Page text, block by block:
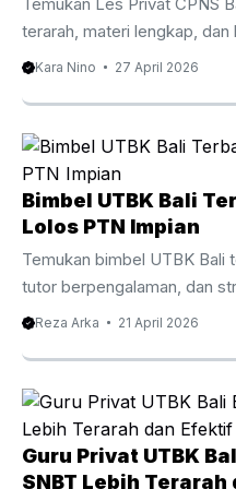
fleksibel, dan ...
terarah, materi lengkap,
seleksi CPNS. Pengantar
strategi yang tepat dan
itu, banyak peserta kini
sebagai cara efektif untuk
Dengan persaingan yang
belajar secara mandiri
Bali, minat terhadap
meningkat. Hal ini ...
Kara Nino 27 April 2026
Bimbel UTBK Bali
Lolos PTN Impian
Temukan bimbel UTBK
tutor berpengalaman, dan
lolos PTN impian. Baca
semakin ketat. Oleh karena
bimbel UTBK Bali sebagai
meningkatkan peluang
yang tepat, materi terarah,
berpengalaman, proses
Reza Arka 21 April 2026
Guru Privat UTBK
SNBT Lebih